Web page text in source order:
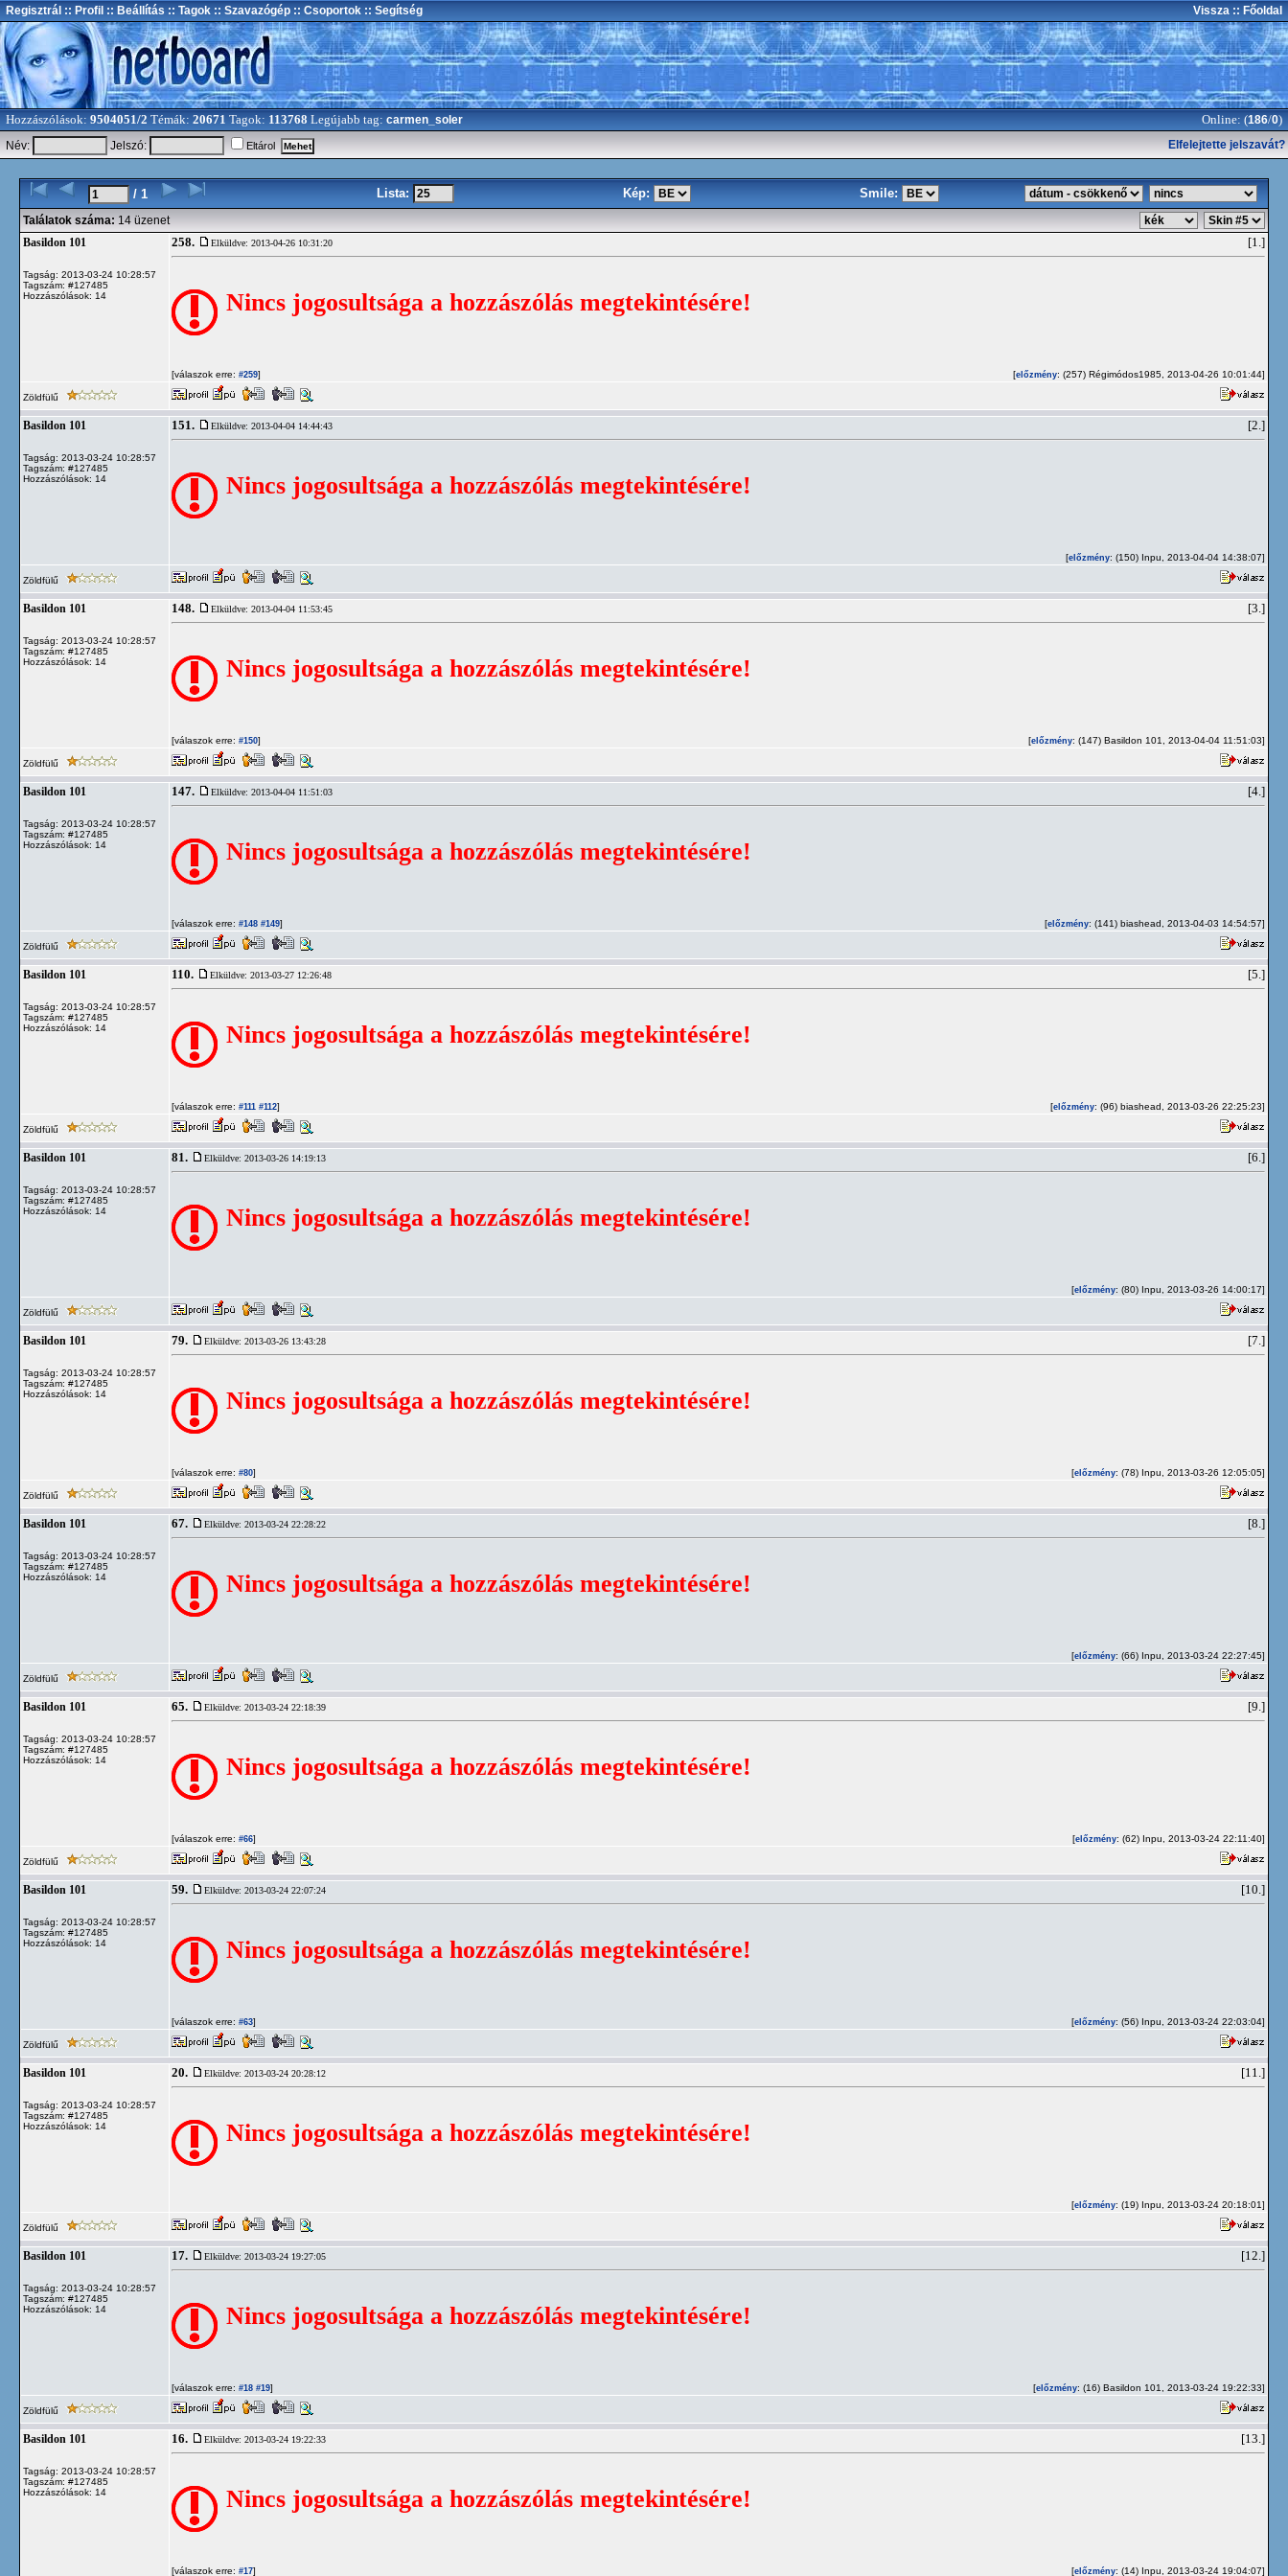
Regisztrál :: Profil :: Beállítás :: Tagok :: Szavazógép :: Csoportok :: Segítség Vissza :: Főoldal
Hozzászólások: 9504051/2 Témák: 20671 Tagok: 113768 Legújabb tag: carmen_soler Online: (186/0)
Név: Jelszó: Eltárol Elfelejtette jelszavát?
/ 1 Lista: Kép: Smile:
Találatok száma: 14 üzenet
Basildon 101
Tagság: 2013-03-24 10:28:57
Tagszám: #127485
Hozzászólások: 14
258. Elküldve: 2013-04-26 10:31:20 [1.]
Nincs jogosultsága a hozzászólás megtekintésére!
[válaszok erre: #259] [előzmény: (257) Régimódos1985, 2013-04-26 10:01:44]
Zöldfülű
Basildon 101
Tagság: 2013-03-24 10:28:57
Tagszám: #127485
Hozzászólások: 14
151. Elküldve: 2013-04-04 14:44:43 [2.]
Nincs jogosultsága a hozzászólás megtekintésére!
[előzmény: (150) Inpu, 2013-04-04 14:38:07]
Zöldfülű
Basildon 101
Tagság: 2013-03-24 10:28:57
Tagszám: #127485
Hozzászólások: 14
148. Elküldve: 2013-04-04 11:53:45 [3.]
Nincs jogosultsága a hozzászólás megtekintésére!
[válaszok erre: #150] [előzmény: (147) Basildon 101, 2013-04-04 11:51:03]
Zöldfülű
Basildon 101
Tagság: 2013-03-24 10:28:57
Tagszám: #127485
Hozzászólások: 14
147. Elküldve: 2013-04-04 11:51:03 [4.]
Nincs jogosultsága a hozzászólás megtekintésére!
[válaszok erre: #148 #149] [előzmény: (141) biashead, 2013-04-03 14:54:57]
Zöldfülű
Basildon 101
Tagság: 2013-03-24 10:28:57
Tagszám: #127485
Hozzászólások: 14
110. Elküldve: 2013-03-27 12:26:48 [5.]
Nincs jogosultsága a hozzászólás megtekintésére!
[válaszok erre: #111 #112] [előzmény: (96) biashead, 2013-03-26 22:25:23]
Zöldfülű
Basildon 101
Tagság: 2013-03-24 10:28:57
Tagszám: #127485
Hozzászólások: 14
81. Elküldve: 2013-03-26 14:19:13 [6.]
Nincs jogosultsága a hozzászólás megtekintésére!
[előzmény: (80) Inpu, 2013-03-26 14:00:17]
Zöldfülű
Basildon 101
Tagság: 2013-03-24 10:28:57
Tagszám: #127485
Hozzászólások: 14
79. Elküldve: 2013-03-26 13:43:28 [7.]
Nincs jogosultsága a hozzászólás megtekintésére!
[válaszok erre: #80] [előzmény: (78) Inpu, 2013-03-26 12:05:05]
Zöldfülű
Basildon 101
Tagság: 2013-03-24 10:28:57
Tagszám: #127485
Hozzászólások: 14
67. Elküldve: 2013-03-24 22:28:22 [8.]
Nincs jogosultsága a hozzászólás megtekintésére!
[előzmény: (66) Inpu, 2013-03-24 22:27:45]
Zöldfülű
Basildon 101
Tagság: 2013-03-24 10:28:57
Tagszám: #127485
Hozzászólások: 14
65. Elküldve: 2013-03-24 22:18:39 [9.]
Nincs jogosultsága a hozzászólás megtekintésére!
[válaszok erre: #66] [előzmény: (62) Inpu, 2013-03-24 22:11:40]
Zöldfülű
Basildon 101
Tagság: 2013-03-24 10:28:57
Tagszám: #127485
Hozzászólások: 14
59. Elküldve: 2013-03-24 22:07:24 [10.]
Nincs jogosultsága a hozzászólás megtekintésére!
[válaszok erre: #63] [előzmény: (56) Inpu, 2013-03-24 22:03:04]
Zöldfülű
Basildon 101
Tagság: 2013-03-24 10:28:57
Tagszám: #127485
Hozzászólások: 14
20. Elküldve: 2013-03-24 20:28:12 [11.]
Nincs jogosultsága a hozzászólás megtekintésére!
[előzmény: (19) Inpu, 2013-03-24 20:18:01]
Zöldfülű
Basildon 101
Tagság: 2013-03-24 10:28:57
Tagszám: #127485
Hozzászólások: 14
17. Elküldve: 2013-03-24 19:27:05 [12.]
Nincs jogosultsága a hozzászólás megtekintésére!
[válaszok erre: #18 #19] [előzmény: (16) Basildon 101, 2013-03-24 19:22:33]
Zöldfülű
Basildon 101
Tagság: 2013-03-24 10:28:57
Tagszám: #127485
Hozzászólások: 14
16. Elküldve: 2013-03-24 19:22:33 [13.]
Nincs jogosultsága a hozzászólás megtekintésére!
[válaszok erre: #17] [előzmény: (14) Inpu, 2013-03-24 19:04:07]